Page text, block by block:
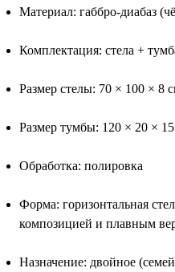
Материал: габбро-диабаз
Комплектация: стела +
Размер стелы: 70 × 100 × 8
Размер тумбы: 120 × 20 ×
Обработка: полировка
Форма: горизонтальная
композицией и плавным
Назначение: двойное